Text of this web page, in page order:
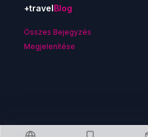
+travelBlog
Összes Bejegyzés
Megjelenítése